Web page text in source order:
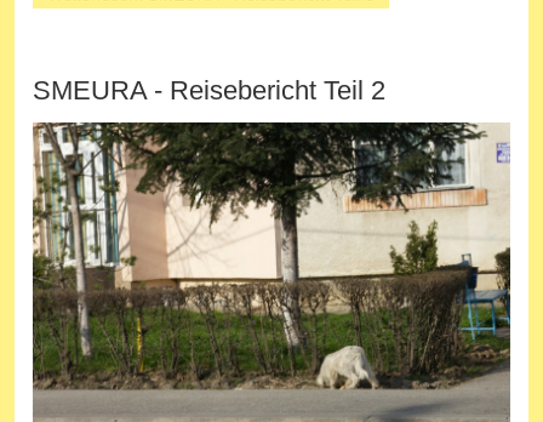
SMEURA - Reisebericht Teil 2